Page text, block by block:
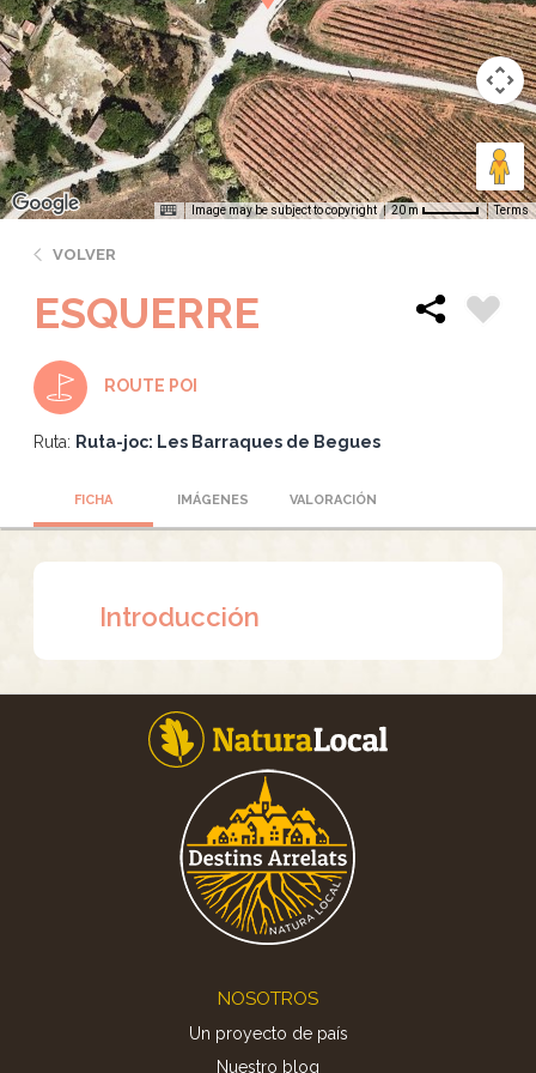
Image may be subject to copyright 20 m Terms
VOLVER
ESQUERRE
ROUTE POI
Ruta: Ruta-joc: Les Barraques de Begues
FICHA IMÁGENES VALORACIÓN
Introducción
NOSOTROS
Un proyecto de país
Nuestro blog